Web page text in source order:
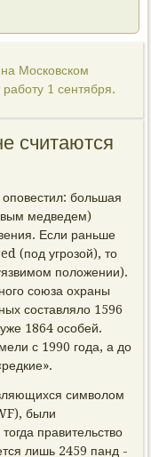
Московском
1 сентября.
считаются
большая
медведем)
Если раньше
(под угрозой), то
положении).
союза охраны
составляло 1596
1864 особей.
с 1990 года, а до
символом
были
правительство
лишь 2459 панд -